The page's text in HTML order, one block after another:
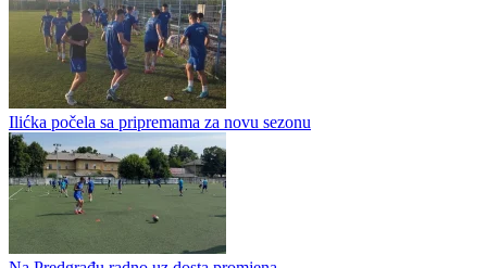
Žunić ugostio zlatne iz Minhena